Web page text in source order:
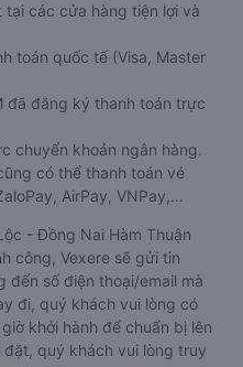
các cửa hàng tiện lợi và
toán quốc tế (Visa, Master
đã đăng ký thanh toán trực
chuyển khoản ngân hàng.
có thể thanh toán vé
AirPay, VNPay,…
- Đồng Nai Hàm Thuận
công, Vexere sẽ gửi tin
đến số điện thoại/email mà
đi, quý khách vui lòng có
khởi hành để chuẩn bị lên
quý khách vui lòng truy